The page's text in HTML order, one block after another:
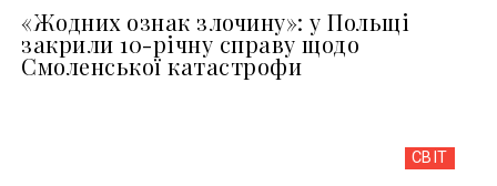
«Жодних ознак злочину»: у Польщі
закрили 10-річну справу щодо
Смоленської катастрофи
СВІТ